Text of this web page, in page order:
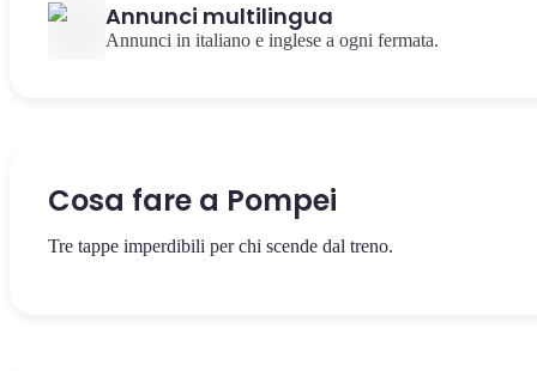
Annunci multilingua
Annunci in italiano e inglese a ogni fermata.
Cosa fare a Pompei
Tre tappe imperdibili per chi scende dal treno.